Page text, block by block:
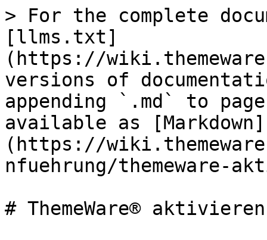
> For the complete
[llms.txt]
(https://
versions of
appending `.md` to
available as [Markdown]
(https://
nfuehrung/themeware-
# ThemeWare® aktivieren